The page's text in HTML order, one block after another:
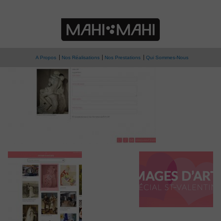
A Propos Nos Réalisations Nos Prestations Qui Sommes-Nous